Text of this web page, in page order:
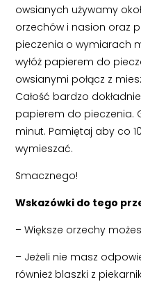
owsianych używamy
orzechów i nasion oraz
pieczenia o wymiarach
wyłóż papierem do
owsianymi połącz z
Całość bardzo
papierem do pieczenia.
minut. Pamiętaj aby co
wymieszać.
Smacznego!
Wskazówki do tego
– Większe orzechy
– Jeżeli nie masz
również blaszki z